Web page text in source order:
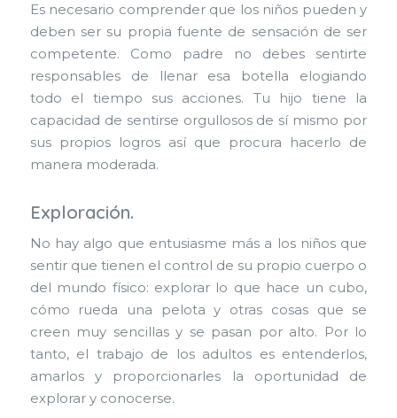
Es necesario comprender que los niños pueden y
deben ser su propia fuente de sensación de ser
competente. Como padre no debes sentirte
responsables de llenar esa botella elogiando
todo el tiempo sus acciones. Tu hijo tiene la
capacidad de sentirse orgullosos de sí mismo por
sus propios logros así que procura hacerlo de
manera moderada.
Exploración.
No hay algo que entusiasme más a los niños que
sentir que tienen el control de su propio cuerpo o
del mundo físico: explorar lo que hace un cubo,
cómo rueda una pelota y otras cosas que se
creen muy sencillas y se pasan por alto. Por lo
tanto, el trabajo de los adultos es entenderlos,
amarlos y proporcionarles la oportunidad de
explorar y conocerse.